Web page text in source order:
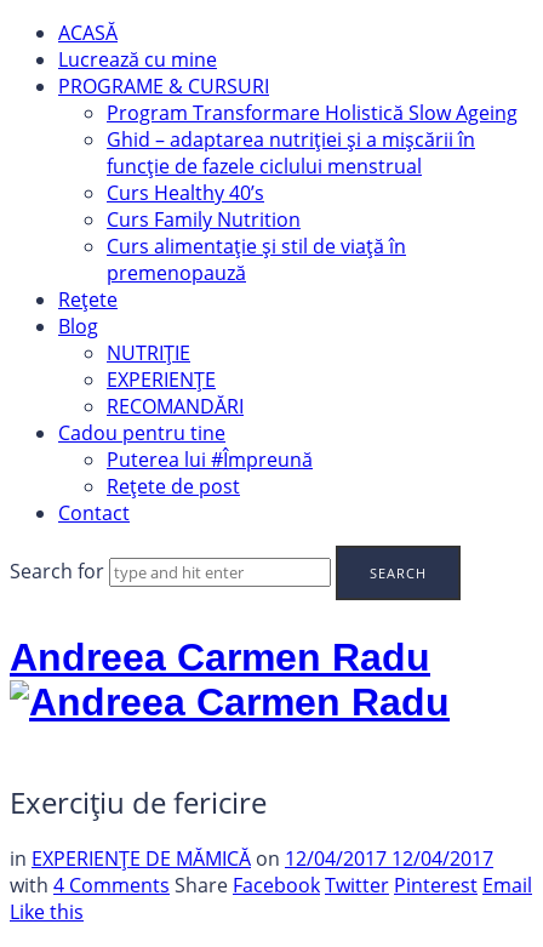
ACASĂ
Lucrează cu mine
PROGRAME & CURSURI
Program Transformare Holistică Slow Ageing
Ghid – adaptarea nutriției și a mișcării în
funcție de fazele ciclului menstrual
Curs Healthy 40’s
Curs Family Nutrition
Curs alimentație și stil de viață în
premenopauză
Rețete
Blog
NUTRIȚIE
EXPERIENȚE
RECOMANDĂRI
Cadou pentru tine
Puterea lui #Împreună
Rețete de post
Contact
Search for
Andreea Carmen Radu
Exercițiu de fericire
in EXPERIENȚE DE MĂMICĂ on 12/04/2017 12/04/2017
with 4 Comments Share FacebookTwitter Pinterest Email
Like this